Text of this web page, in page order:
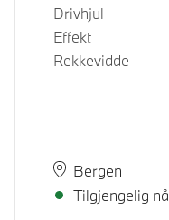
Drivhjul
Effekt
Rekkevidde
PlassBergen
Leveringstid
Tilgjengelig nå